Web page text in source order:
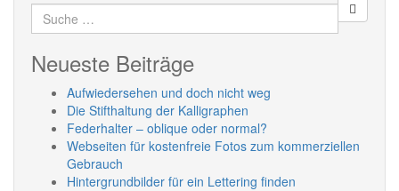
Neueste Beiträge
Aufwiedersehen und doch nicht weg
Die Stifthaltung der Kalligraphen
Federhalter – oblique oder normal?
Webseiten für kostenfreie Fotos zum kommerziellen
Gebrauch
Hintergrundbilder für ein Lettering finden